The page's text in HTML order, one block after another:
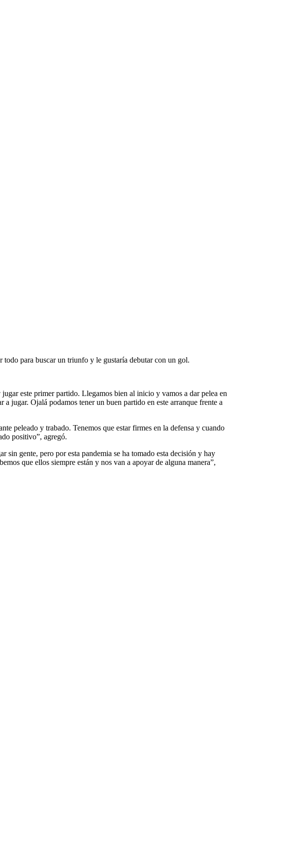
todo para buscar un triunfo y le gustaría debutar con un gol.
Llegamos bien al inicio y vamos a dar pelea en
jugar. Ojalá podamos tener un buen partido en este arranque frente a
estar firmes en la defensa y cuando
positivo”, agregó.
ha tomado esta decisión y hay
que ellos siempre están y nos van a apoyar de alguna manera”,